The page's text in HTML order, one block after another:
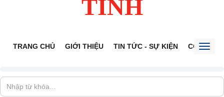
TỈNH
TRANG CHỦ GIỚI THIỆU TIN TỨC - SỰ KIỆN CỔNG